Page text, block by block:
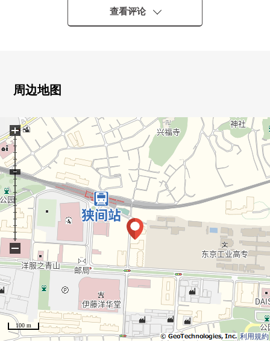
・87户总户数的地方自治团体
▼房间的特徴
・现在住进关于空房马上可(残代金清算後)
・实际使用面积约55平米的3LDK
・风景关于6楼部分良好
・在LDK有空调
▼周边环境
○伊藤洋华堂八王子商店、约210m
○７－ＥＬＥＶＥｎ八王子狭间町商店、约270m
○SUNDRUG高尾商店、约860m
○八王子中间份邮局、约290m
○中间中山诊所、约70m
○椚田公園、约590m
○八王子市立椚田小学校、约951m
○八王子市立椚田中学校、约1570m
■在找想要的家方面给予帮助的━━━━━・・・
查看评论
周边地图
利用規約
100 m
+
−